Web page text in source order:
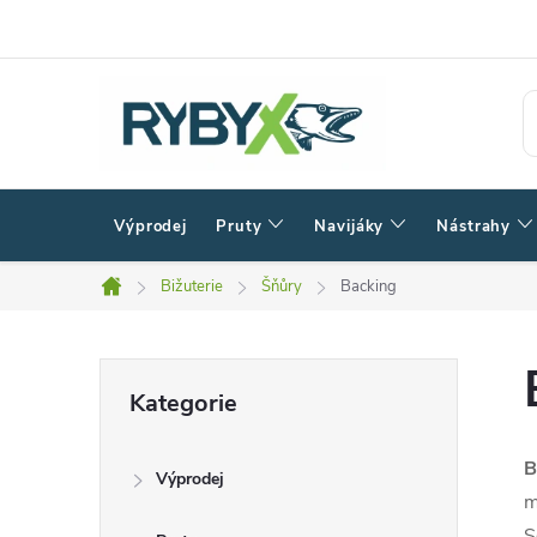
Výprodej Pruty Navijáky Nástrahy
Domů
Bižuterie Šňůry Backing
kategorie
Kategorie
Výprodej